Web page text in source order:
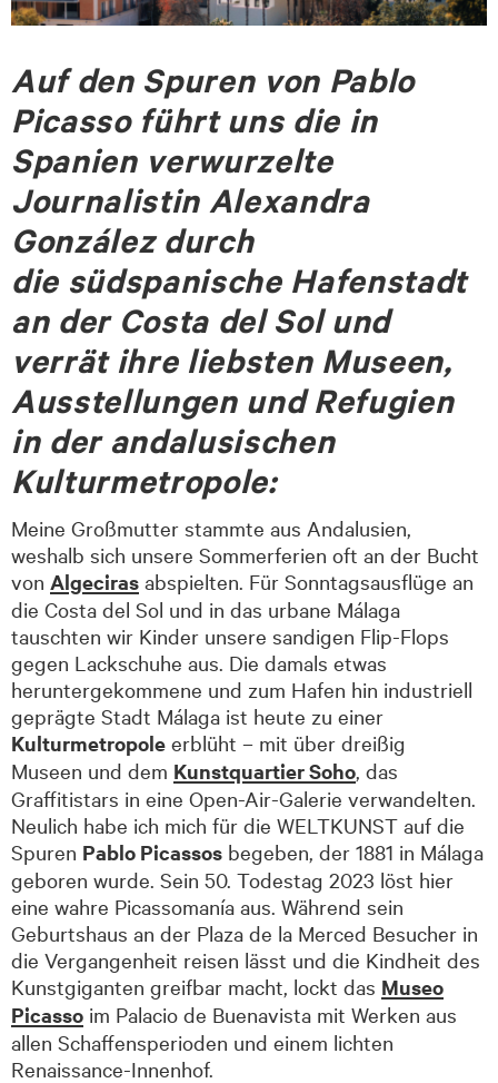
Auf den Spuren von Pablo
Picasso führt uns die in
Spanien verwurzelte
Journalistin Alexandra
González durch
die südspanische Hafenstadt
an der Costa del Sol und
verrät ihre liebsten Museen,
Ausstellungen und Refugien
in der andalusischen
Kulturmetropole:
Meine Großmutter stammte aus Andalusien,
weshalb sich unsere Sommerferien oft an der Bucht
von Algeciras abspielten. Für Sonntagsausflüge an
die Costa del Sol und in das urbane Málaga
tauschten wir Kinder unsere sandigen Flip-Flops
gegen Lackschuhe aus. Die damals etwas
heruntergekommene und zum Hafen hin industriell
geprägte Stadt Málaga ist heute zu einer
Kulturmetropole erblüht – mit über dreißig
Museen und dem Kunstquartier Soho , das
Graffitistars in eine Open-Air-Galerie verwandelten.
Neulich habe ich mich für die WELTKUNST auf die
Spuren Pablo Picassos begeben, der 1881 in Málaga
geboren wurde. Sein 50. Todestag 2023 löst hier
eine wahre Picassomanía aus. Während sein
Geburtshaus an der Plaza de la Merced Besucher in
die Vergangenheit reisen lässt und die Kindheit des
Kunstgiganten greifbar macht, lockt das Museo
Picasso im Palacio de Buenavista mit Werken aus
allen Schaffensperioden und einem lichten
Renaissance-Innenhof.